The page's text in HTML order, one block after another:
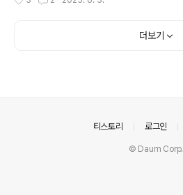
더보기
티스토리 로그인
© Daum Corp.